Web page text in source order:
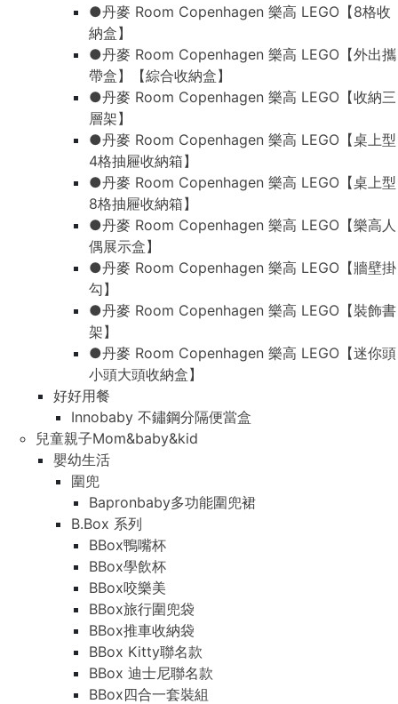
●丹麥 Room Copenhagen 樂高 LEGO【8格收
納盒】
●丹麥 Room Copenhagen 樂高 LEGO【外出攜
帶盒】【綜合收納盒】
●丹麥 Room Copenhagen 樂高 LEGO【收納三
層架】
●丹麥 Room Copenhagen 樂高 LEGO【桌上型
4格抽屜收納箱】
●丹麥 Room Copenhagen 樂高 LEGO【桌上型
8格抽屜收納箱】
●丹麥 Room Copenhagen 樂高 LEGO【樂高人
偶展示盒】
●丹麥 Room Copenhagen 樂高 LEGO【牆壁掛
勾】
●丹麥 Room Copenhagen 樂高 LEGO【裝飾書
架】
●丹麥 Room Copenhagen 樂高 LEGO【迷你頭
小頭大頭收納盒】
好好用餐
Innobaby 不鏽鋼分隔便當盒
兒童親子Mom&baby&kid
嬰幼生活
圍兜
Bapronbaby多功能圍兜裙
B.Box 系列
BBox鴨嘴杯
BBox學飲杯
BBox咬樂美
BBox旅行圍兜袋
BBox推車收納袋
BBox Kitty聯名款
BBox 迪士尼聯名款
BBox四合一套裝組